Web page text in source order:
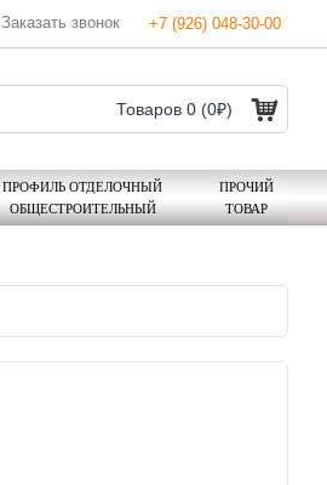
Заказать звонок +7 (926) 048-30-00
Товаров 0 (0₽)
ПРОФИЛЬ ОТДЕЛОЧНЫЙ
ОБЩЕСТРОИТЕЛЬНЫЙ
ПРОЧИЙ
ТОВАР